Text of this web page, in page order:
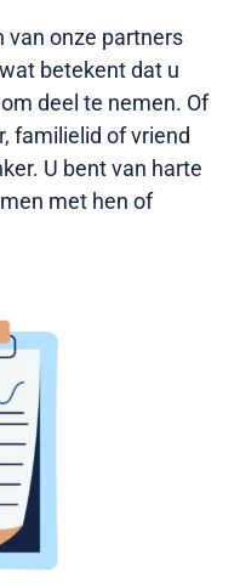
van onze partners
betekent dat u
deel te nemen. Of
familielid of vriend
U bent van harte
met hen of